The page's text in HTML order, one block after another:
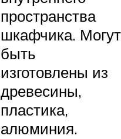
пространства
шкафчика. Могут
быть
изготовлены из
древесины,
пластика,
алюминия.